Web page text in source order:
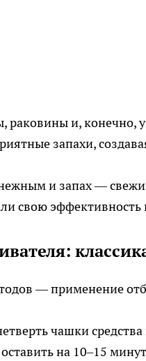
раковины и, конечно,
запахи,
и запах —
свою эффективность
— применение
чашки
на 10–15